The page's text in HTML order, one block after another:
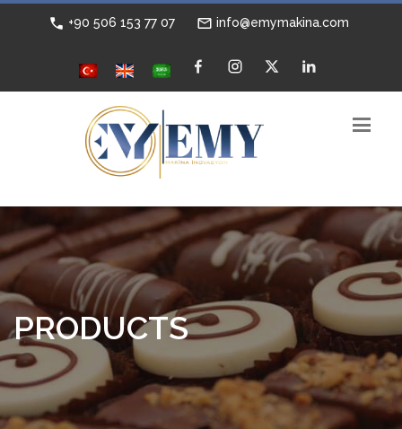
+90 506 153 77 07 info@emymakina.com
PRODUCTS